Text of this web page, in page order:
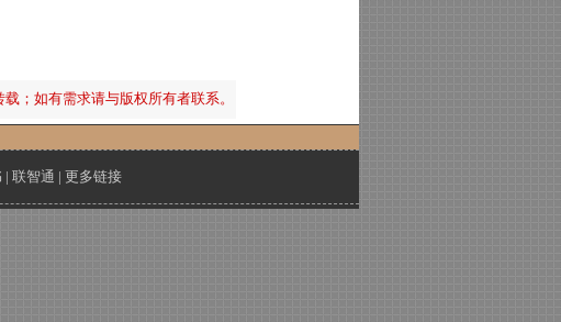
；如有需求请与版权所有者联系。
| 联智通 | 更多链接